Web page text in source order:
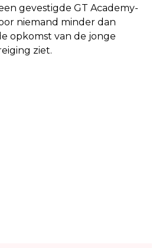
gevestigde GT Academy-
niemand minder dan
opkomst van de jonge
ziet.